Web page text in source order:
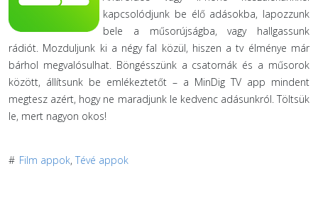
kapcsolódjunk be élő adásokba, lapozzunk
bele a műsorújságba, vagy hallgassunk
rádiót. Mozduljunk ki a négy fal közül, hiszen a tv élménye már
bárhol megvalósulhat. Böngésszünk a csatornák és a műsorok
között, állítsunk be emlékeztetőt – a MinDig TV app mindent
megtesz azért, hogy ne maradjunk le kedvenc adásunkról. Töltsük
le, mert nagyon okos!
# Film appok, Tévé appok